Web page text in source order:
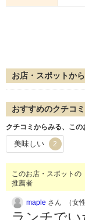
お店・スポットか
おすすめのクチコ
クチコミからみる、この
美味しい 2
このお店・スポットの
推薦者
maple さん （女
ランチで